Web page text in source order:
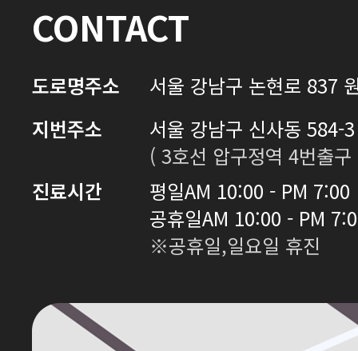
CONTACT
도로명주소
서울 강남구 논현로 837
지번주소
서울 강남구 신사동 584-
( 3호선 압구정역 4번출
진료시간
평일AM 10:00 - PM 7:00
공휴일AM 10:00 - PM
※공휴일,일요일 휴진